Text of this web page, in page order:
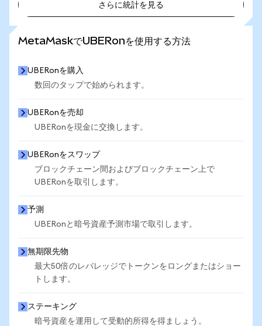
さらに統計を見る
MetaMaskでUBERonを使用する方法
UBERonを購入
数回のタップで始められます。
UBERonを売却
UBERonを現金に交換します。
UBERonをスワップ
ブロックチェーン間およびブロックチェーン上で
UBERonを取引します。
予測
UBERonと暗号資産予測市場で取引します。
無期限先物
最大50倍のレバレッジでトークンをロングまたはショー
トします。
ステーキング
暗号資産を運用して受動的所得を得ましょう。